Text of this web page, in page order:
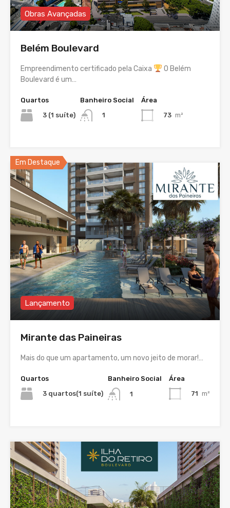
Obras Avançadas
Belém Boulevard
Empreendimento certificado pela Caixa
O Belém
Boulevard é um…
Quartos
3 (1 suíte)
Banheiro Social
1
Área
73 m²
Em Destaque
Lançamento
Mirante das Paineiras
Mais do que um apartamento, um novo jeito de morar!…
Quartos
3 quartos(1 suíte)
Banheiro Social
1
Área
71 m²